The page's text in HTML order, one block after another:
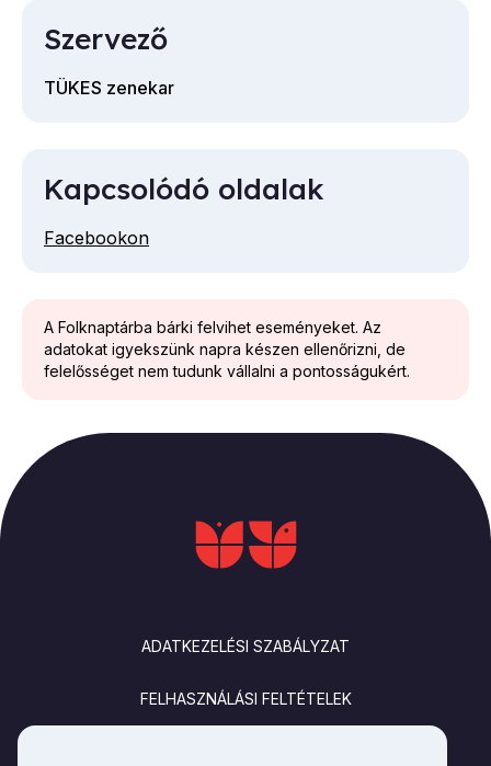
A Folknaptárba bárki felvihet eseményeket. Az
adatokat igyekszünk napra készen ellenőrizni, de
felelősséget nem tudunk vállalni a pontosságukért.
Szervező
TÜKES zenekar
Kapcsolódó oldalak
Facebookon
ADATKEZELÉSI SZABÁLYZAT
FELHASZNÁLÁSI FELTÉTELEK